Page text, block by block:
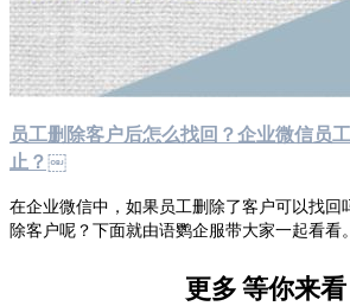
员工删除客户后怎么找回？企业微信员
止？￼
在企业微信中，如果员工删除了客户可以找回
除客户呢？下面就由语鹦企服带大家一起看看。
更多等你来看